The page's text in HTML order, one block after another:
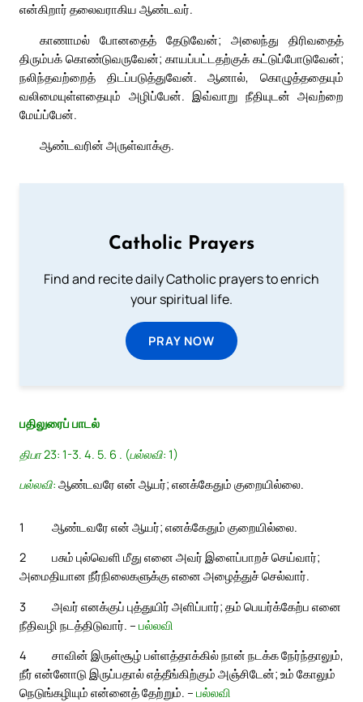
என்கிறார் தலைவராகிய ஆண்டவர்.
காணாமல் போனதைத் தேடுவேன்; அலைந்து திரிவதைத்
திரும்பக் கொண்டுவருவேன்; காயப்பட்டதற்குக் கட்டுப்போடுவேன்;
நலிந்தவற்றைத் திடப்படுத்துவேன். ஆனால், கொழுத்ததையும்
வலிமையுள்ளதையும் அழிப்பேன். இவ்வாறு நீதியுடன் அவற்றை
மேய்ப்பேன்.
ஆண்டவரின் அருள்வாக்கு.
Catholic Prayers
Find and recite daily Catholic prayers to enrich
your spiritual life.
PRAY NOW
பதிலுரைப் பாடல்
திபா 23: 1-3. 4. 5. 6 . (பல்லவி: 1)
பல்லவி: ஆண்டவரே என் ஆயர்; எனக்கேதும் குறையில்லை.
1
ஆண்டவரே என் ஆயர்; எனக்கேதும் குறையில்லை.
2
பசும் புல்வெளி மீது எனை அவர் இளைப்பாறச் செய்வார்;
அமைதியான நீர்நிலைகளுக்கு எனை அழைத்துச் செல்வார்.
3
அவர் எனக்குப் புத்துயிர் அளிப்பார்; தம் பெயர்க்கேற்ப எனை
நீதிவழி நடத்திடுவார். – பல்லவி
4
சாவின் இருள்சூழ் பள்ளத்தாக்கில் நான் நடக்க நேர்ந்தாலும்,
நீர் என்னோடு இருப்பதால் எத்தீங்கிற்கும் அஞ்சிடேன்; உம் கோலும்
நெடுங்கழியும் என்னைத் தேற்றும். – பல்லவி